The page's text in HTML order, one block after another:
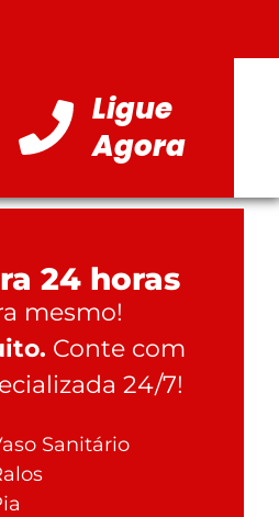
Ligue
Agora
24 horas
mesmo!
Conte com
24/7!
Sanitário